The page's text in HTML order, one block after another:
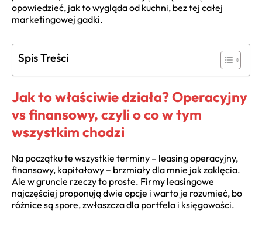
opowiedzieć, jak to wygląda od kuchni, bez tej całej
marketingowej gadki.
Spis Treści
Jak to właściwie działa? Operacyjny
vs finansowy, czyli o co w tym
wszystkim chodzi
Na początku te wszystkie terminy – leasing operacyjny,
finansowy, kapitałowy – brzmiały dla mnie jak zaklęcia.
Ale w gruncie rzeczy to proste. Firmy leasingowe
najczęściej proponują dwie opcje i warto je rozumieć, bo
różnice są spore, zwłaszcza dla portfela i księgowości.